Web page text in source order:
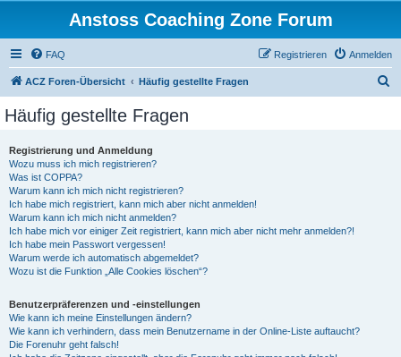
Anstoss Coaching Zone Forum
FAQ Anmelden
Registrieren
ACZ Foren-Übersicht Häufig gestellte Fragen
Häufig gestellte Fragen
Registrierung und Anmeldung
Wozu muss ich mich registrieren?
Was ist COPPA?
Warum kann ich mich nicht registrieren?
Ich habe mich registriert, kann mich aber nicht anmelden!
Warum kann ich mich nicht anmelden?
Ich habe mich vor einiger Zeit registriert, kann mich aber nicht mehr anmelden?!
Ich habe mein Passwort vergessen!
Warum werde ich automatisch abgemeldet?
Wozu ist die Funktion „Alle Cookies löschen“?
Benutzerpräferenzen und -einstellungen
Wie kann ich meine Einstellungen ändern?
Wie kann ich verhindern, dass mein Benutzername in der Online-Liste auftaucht?
Die Forenuhr geht falsch!